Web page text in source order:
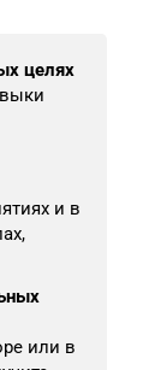
целях
и в
или в